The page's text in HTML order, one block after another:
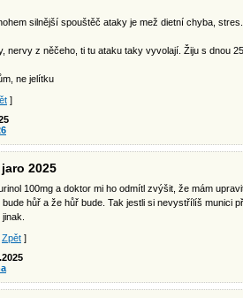
silnější spouštěč ataky je mež dietní chyba, stres.
nervy z něčeho, ti tu ataku taky vyvolají. Žiju s dnou
ne jelítku
]
2025
100mg a doktor mi ho odmítl zvýšit, že mám
hůř a že hůř bude. Tak jestli si nevystřílíš munici
Zpět ]